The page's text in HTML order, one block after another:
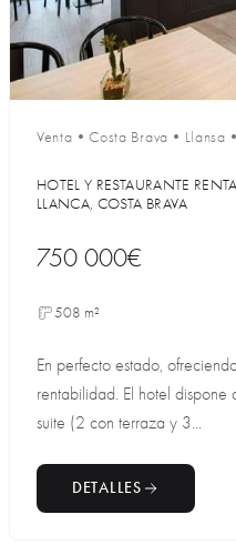
Venta •Costa Brava • Llansa •
HOTEL Y RESTAURANTE
LLANCA, COSTA BRAVA
750 000€
508 m²
En perfecto estado,
rentabilidad. El hotel
suite (2 con terraza y 3...
DETALLES